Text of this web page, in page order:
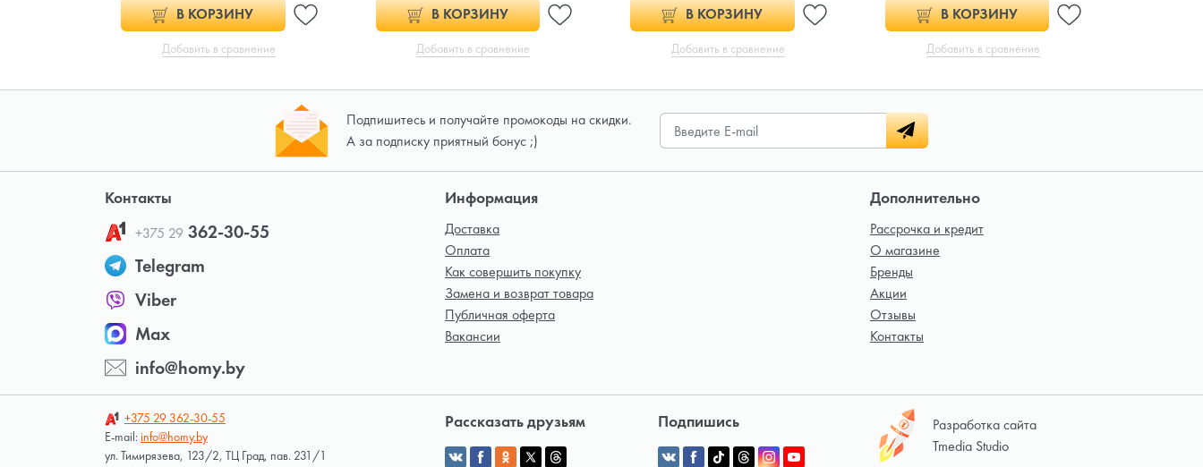
В КОРЗИНУ
Добавить в сравнение
В КОРЗИНУ
Добавить в сравнение
В КОРЗИНУ
Добавить в сравнение
В КОРЗИНУ
Добавить в сравнение
Подпишитесь и получайте промокоды на скидки.
А за подписку приятный бонус ;)
Контакты
+375 29 362-30-55
Telegram
Viber
Max
info@homy.by
Информация
Доставка
Оплата
Как совершить покупку
Замена и возврат товара
Публичная оферта
Вакансии
Дополнительно
Рассрочка и кредит
О магазине
Бренды
Акции
Отзывы
Контакты
+375 29 362-30-55
E-mail:info@homy.by
ул. Тимирязева, 123/2, ТЦ Град, пав. 231/1
Рассказать друзьям Подпишись
Разработка сайта
Tmedia Studio